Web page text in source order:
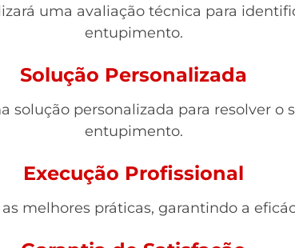
uma avaliação técnica para
entupimento.
Solução Personalizada
solução personalizada para resolver o
entupimento.
Execução Profissional
melhores práticas, garantindo a